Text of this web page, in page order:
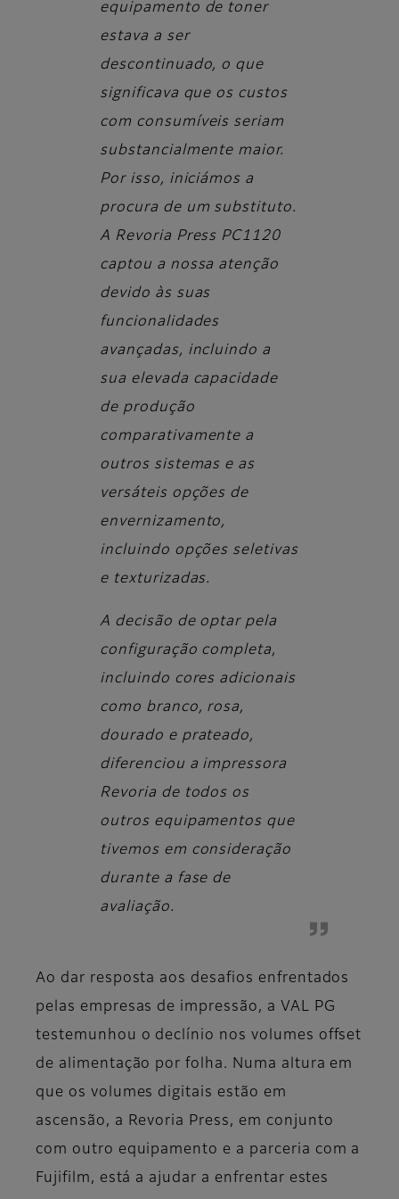
equipamento de toner
estava a ser
descontinuado, o que
significava que os custos
com consumíveis seriam
substancialmente maior.
Por isso, iniciámos a
procura de um substituto.
A Revoria Press PC1120
captou a nossa atenção
devido às suas
funcionalidades
avançadas, incluindo a
sua elevada capacidade
de produção
comparativamente a
outros sistemas e as
versáteis opções de
envernizamento,
incluindo opções seletivas
e texturizadas.
A decisão de optar pela
configuração completa,
incluindo cores adicionais
como branco, rosa,
dourado e prateado,
diferenciou a impressora
Revoria de todos os
outros equipamentos que
tivemos em consideração
durante a fase de
avaliação.
Ao dar resposta aos desafios enfrentados
pelas empresas de impressão, a VAL PG
testemunhou o declínio nos volumes offset
de alimentação por folha. Numa altura em
que os volumes digitais estão em
ascensão, a Revoria Press, em conjunto
com outro equipamento e a parceria com a
Fujifilm, está a ajudar a enfrentar estes